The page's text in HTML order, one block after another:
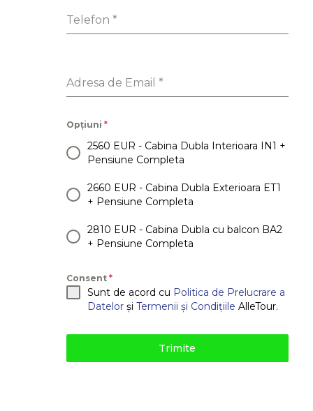
Telefon *
Adresa de Email *
Opțiuni *
2560 EUR - Cabina Dubla Interioara IN1 +
Pensiune Completa
2660 EUR - Cabina Dubla Exterioara ET1
+ Pensiune Completa
2810 EUR - Cabina Dubla cu balcon BA2
+ Pensiune Completa
Consent *
Sunt de acord cu Politica de Prelucrare a
Datelorși Termenii și Condițiile AlleTour.
Trimite